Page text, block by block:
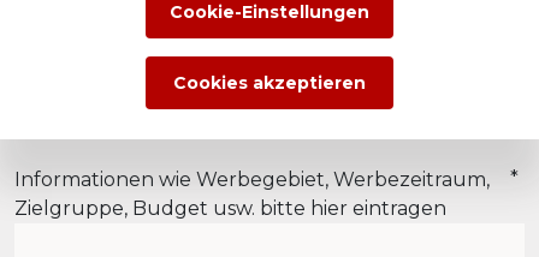
Um uns optimal auf die Beratung vorzubereiten,
bitten wir Sie um möglichst viele Informationen zu
Ihrer gewünschten Kampagne (sofern vorhanden).
Informationen wie Werbegebiet, Werbezeitraum,
Zielgruppe, Budget usw. bitte hier eintragen
Cookie-Einstellungen
Cookies akzeptieren